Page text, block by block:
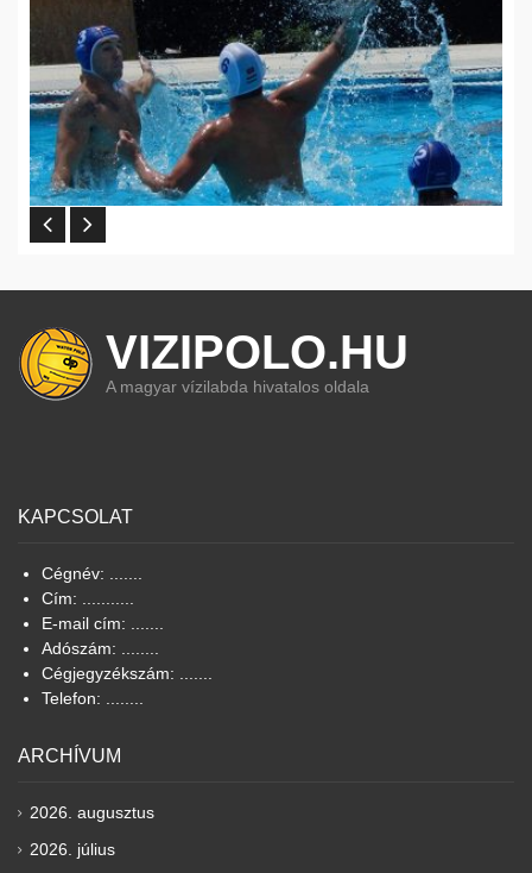
VIZIPOLO.HU
A magyar vízilabda hivatalos oldala
KAPCSOLAT
Cégnév: .......
Cím: ...........
E-mail cím: .......
Adószám: ........
Cégjegyzékszám: .......
Telefon: ........
ARCHÍVUM
2026. augusztus
2026. július